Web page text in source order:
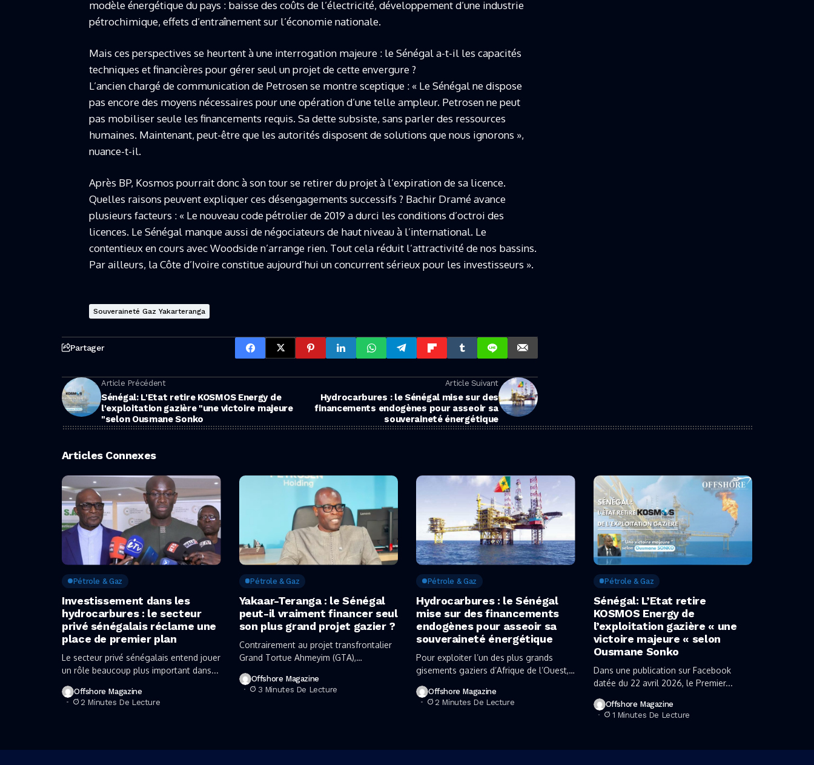
modèle énergétique du pays : baisse des coûts de l’électricité, développement d’une industrie
pétrochimique, effets d’entraînement sur l’économie nationale.
Mais ces perspectives se heurtent à une interrogation majeure : le Sénégal a-t-il les capacités
techniques et financières pour gérer seul un projet de cette envergure ?
L’ancien chargé de communication de Petrosen se montre sceptique : « Le Sénégal ne dispose
pas encore des moyens nécessaires pour une opération d’une telle ampleur. Petrosen ne peut
pas mobiliser seule les financements requis. Sa dette subsiste, sans parler des ressources
humaines. Maintenant, peut-être que les autorités disposent de solutions que nous ignorons »,
nuance-t-il.
Après BP, Kosmos pourrait donc à son tour se retirer du projet à l’expiration de sa licence.
Quelles raisons peuvent expliquer ces désengagements successifs ? Bachir Dramé avance
plusieurs facteurs : « Le nouveau code pétrolier de 2019 a durci les conditions d’octroi des
licences. Le Sénégal manque aussi de négociateurs de haut niveau à l’international. Le
contentieux en cours avec Woodside n’arrange rien. Tout cela réduit l’attractivité de nos bassins.
Par ailleurs, la Côte d’Ivoire constitue aujourd’hui un concurrent sérieux pour les investisseurs ».
Souveraineté Gaz Yakarteranga
Partager
Article Précédent
Sénégal: L'Etat retire KOSMOS Energy de
l'exploitation gazière "une victoire majeure
"selon Ousmane Sonko
Article Suivant
Hydrocarbures : le Sénégal mise sur des
financements endogènes pour asseoir sa
souveraineté énergétique
Articles Connexes
Pétrole & Gaz
Investissement dans les
hydrocarbures : le secteur
privé sénégalais réclame une
place de premier plan
Le secteur privé sénégalais entend jouer
un rôle beaucoup plus important dans...
Offshore Magazine
2 Minutes De Lecture
Pétrole & Gaz
Yakaar-Teranga : le Sénégal
peut-il vraiment financer seul
son plus grand projet gazier ?
Contrairement au projet transfrontalier
Grand Tortue Ahmeyim (GTA),
Offshore Magazine
3 Minutes De Lecture
Pétrole & Gaz
Hydrocarbures : le Sénégal
mise sur des financements
endogènes pour asseoir sa
souveraineté énergétique
Pour exploiter l’un des plus grands
gisements gaziers d’Afrique de l’Ouest,
Offshore Magazine
2 Minutes De Lecture
Pétrole & Gaz
Sénégal: L’Etat retire
KOSMOS Energy de
l’exploitation gazière « une
victoire majeure « selon
Ousmane Sonko
Dans une publication sur Facebook
datée du 22 avril 2026, le Premier...
Offshore Magazine
1 Minutes De Lecture